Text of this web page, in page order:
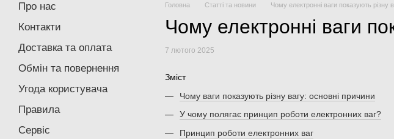
Головна Статті та новини Чому електронні ваги показують різну
Чому електронні ваги
7 лютого 2025
Зміст
Чому ваги показують різну вагу: основні причини
У чому полягає принцип роботи електронних ваг?
Принцип роботи електронних ваг
Про нас
Контакти
Доставка та оплата
Обмін та повернення
Угода користувача
Правила
Сервіс